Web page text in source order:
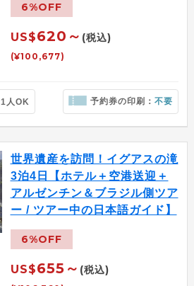
6%OFF
US$620～ (税込)
(¥100,677)
1人OK 予約券の印刷：不要
世界遺産を訪問！イグアスの滝
3泊4日【ホテル＋空港送迎＋
アルゼンチン＆ブラジル側ツア
ー / ツアー中の日本語ガイド】
6%OFF
US$655～ (税込)